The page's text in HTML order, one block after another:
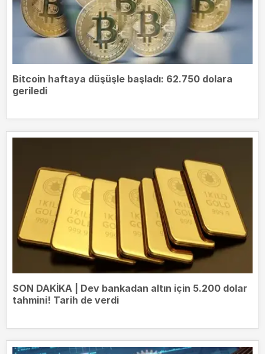
Bitcoin haftaya düşüşle başladı: 62.750 dolara
geriledi
SON DAKİKA | Dev bankadan altın için 5.200 dolar
tahmini! Tarih de verdi